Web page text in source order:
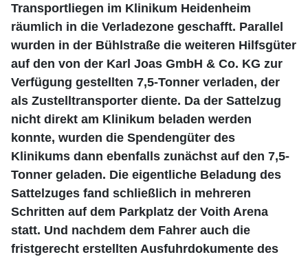
Transportliegen im Klinikum Heidenheim
räumlich in die Verladezone geschafft. Parallel
wurden in der Bühlstraße die weiteren Hilfsgüter
auf den von der Karl Joas GmbH & Co. KG zur
Verfügung gestellten 7,5-Tonner verladen, der
als Zustelltransporter diente. Da der Sattelzug
nicht direkt am Klinikum beladen werden
konnte, wurden die Spendengüter des
Klinikums dann ebenfalls zunächst auf den 7,5-
Tonner geladen. Die eigentliche Beladung des
Sattelzuges fand schließlich in mehreren
Schritten auf dem Parkplatz der Voith Arena
statt. Und nachdem dem Fahrer auch die
fristgerecht erstellten Ausfuhrdokumente des